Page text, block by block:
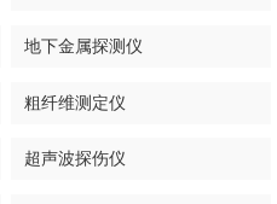
地下金属探测仪
粗纤维测定仪
超声波探伤仪